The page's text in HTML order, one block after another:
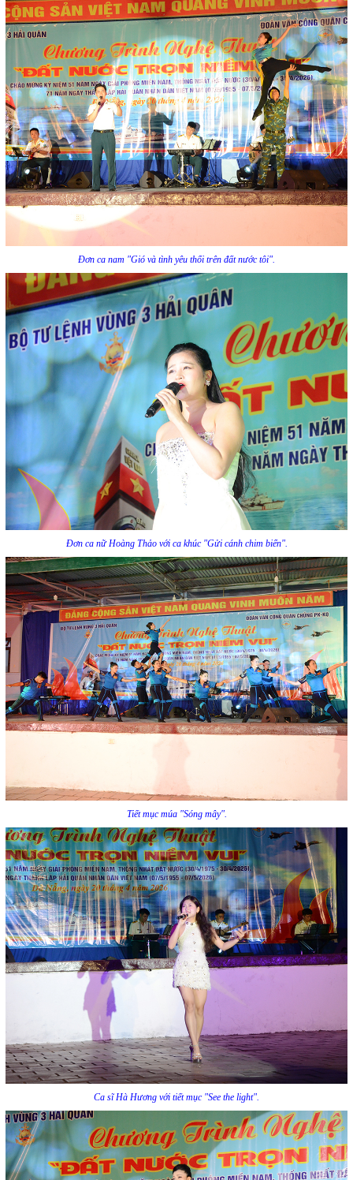
Đơn ca nam "Gió và tình yêu thổi trên đất nước tôi".
Đơn ca nữ Hoàng Thảo với ca khúc "Gửi cánh chim biển".
Tiết mục múa "Sóng mây".
Ca sĩ Hà Hương với tiết mục "See the light".